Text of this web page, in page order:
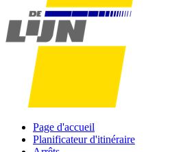
Page d'accueil
Planificateur d'itinéraire